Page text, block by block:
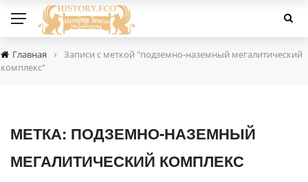
Главная ›
Записи с меткой "подземно-наземный мегалитический
комплекс"
МЕТКА: ПОДЗЕМНО-НАЗЕМНЫЙ
МЕГАЛИТИЧЕСКИЙ КОМПЛЕКС